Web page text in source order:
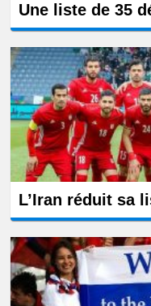
Une liste de 35
L’Iran réduit sa